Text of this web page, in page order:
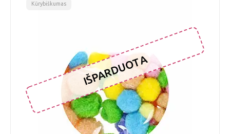
Kūrybiškumas
IŠPARDUOTA